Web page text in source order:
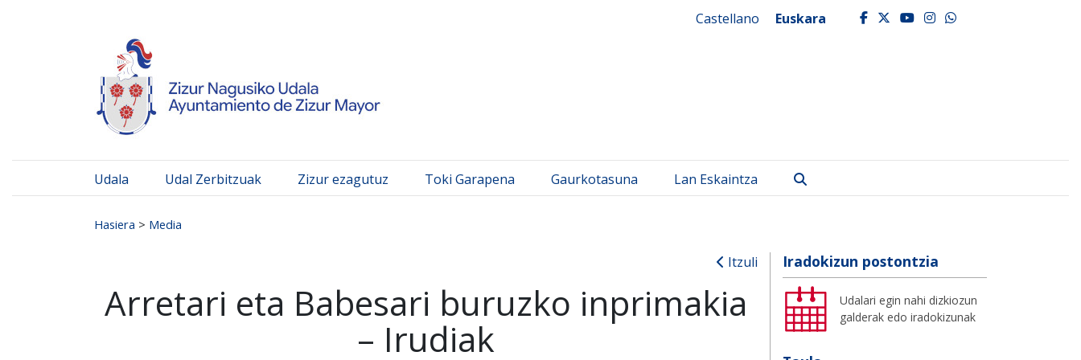
Castellano Euskara facebook
twitter
youtube
instagram
whatsapp
Udala Udal Zerbitzuak Zizur ezagutuz Toki Garapena Gaurkotasuna Lan Eskaintza
Hasiera > Media
Itzuli
Arretari eta Babesari buruzko inprimakia
– Irudiak
Iradokizun postontzia
Udalari egin nahi dizkiozun
galderak edo iradokizunak